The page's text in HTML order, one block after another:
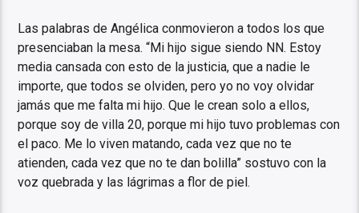
Las palabras de Angélica conmovieron a todos los que
presenciaban la mesa. “Mi hijo sigue siendo NN. Estoy
media cansada con esto de la justicia, que a nadie le
importe, que todos se olviden, pero yo no voy olvidar
jamás que me falta mi hijo. Que le crean solo a ellos,
porque soy de villa 20, porque mi hijo tuvo problemas con
el paco. Me lo viven matando, cada vez que no te
atienden, cada vez que no te dan bolilla” sostuvo con la
voz quebrada y las lágrimas a flor de piel.